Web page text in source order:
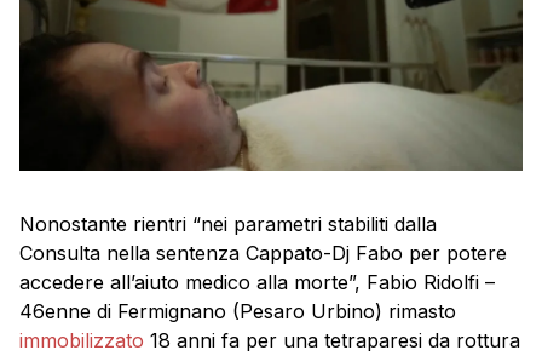
Nonostante rientri “nei parametri stabiliti dalla
Consulta nella sentenza Cappato-Dj Fabo per potere
accedere all’aiuto medico alla morte”, Fabio Ridolfi –
46enne di Fermignano (Pesaro Urbino) rimasto
immobilizzato 18 anni fa per una tetraparesi da rottura